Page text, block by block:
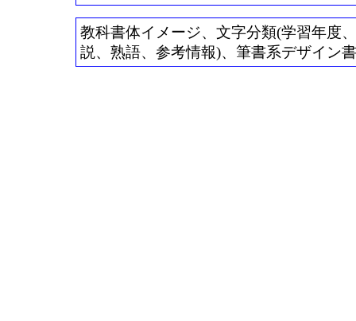
教科書体イメージ、文字分類(学習年度
説、熟語、参考情報)、筆書系デザイン